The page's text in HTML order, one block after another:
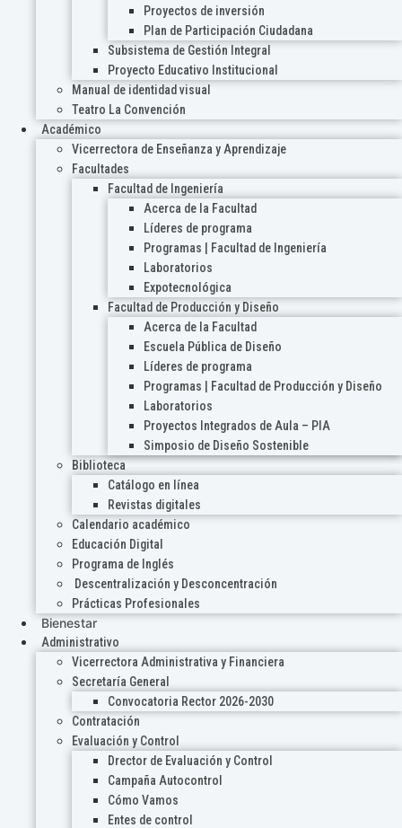
Proyectos de inversión
Plan de Participación Ciudadana
Subsistema de Gestión Integral
Proyecto Educativo Institucional
Manual de identidad visual
Teatro La Convención
Académico
Vicerrectora de Enseñanza y Aprendizaje
Facultades
Facultad de Ingeniería
Acerca de la Facultad
Líderes de programa
Programas | Facultad de Ingeniería
Laboratorios
Expotecnológica
Facultad de Producción y Diseño
Acerca de la Facultad
Escuela Pública de Diseño
Líderes de programa
Programas | Facultad de Producción y Diseño
Laboratorios
Proyectos Integrados de Aula – PIA
Simposio de Diseño Sostenible
Biblioteca
Catálogo en línea
Revistas digitales
Calendario académico
Educación Digital
Programa de Inglés
Descentralización y Desconcentración
Prácticas Profesionales
Bienestar
Administrativo
Vicerrectora Administrativa y Financiera
Secretaría General
Convocatoria Rector 2026-2030
Contratación
Evaluación y Control
Drector de Evaluación y Control
Campaña Autocontrol
Cómo Vamos
Entes de control